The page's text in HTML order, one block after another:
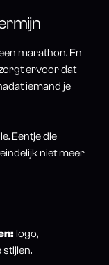
marathon. En
ervoor dat
iemand je
Eentje die
niet meer
logo,